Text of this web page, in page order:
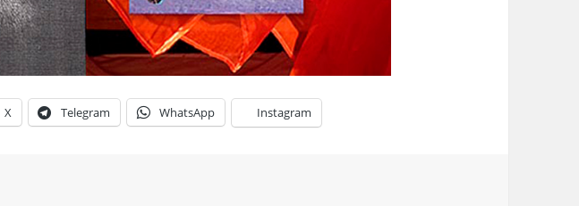
X Telegram WhatsApp Instagram